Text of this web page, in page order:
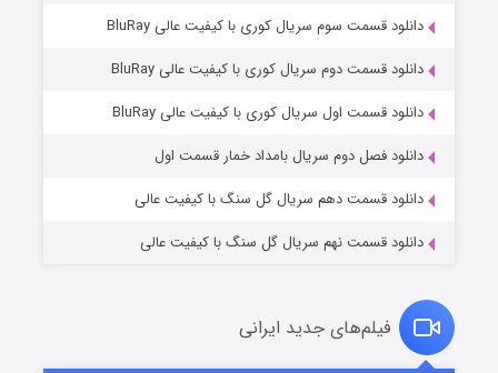
مردگان متحرک: شهر مرده ۳
قسمت۲ (زیرنویس) منتشر شد
دانلود قسمت سوم سریال کوری با کیفیت عالی BluRay
دانلود قسمت دوم سریال کوری با کیفیت عالی BluRay
دانلود قسمت اول سریال کوری با کیفیت عالی BluRay
دانلود فصل دوم سریال بامداد خمار قسمت اول
دانلود قسمت دهم سریال گل سنگ با کیفیت عالی
دانلود قسمت نهم سریال گل سنگ با کیفیت عالی
فیلم‌های جدید ایرانی